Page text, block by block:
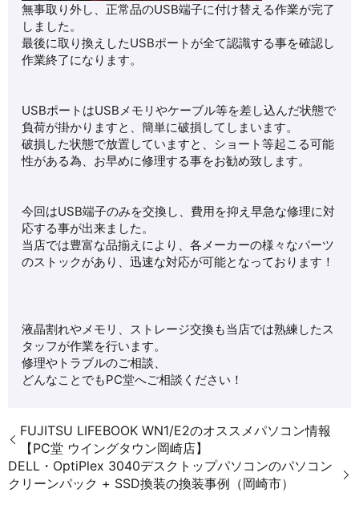
無事取り外し、正常品のUSB端子に付け替える作業が完了
しました。
最後に取り換えしたUSBポートが全て認識する事を確認し
作業終了になります。
USBポートはUSBメモリやケーブル等を差し込んだ状態で
負荷が掛かりますと、簡単に破損してしまいます。
破損した状態で放置していますと、ショート等起こる可能
性がある為、お早めに修理する事をお勧め致します。
今回はUSB端子のみを交換し、費用を抑え早急な修理に対
応する事が出来ました。
当店では豊富な品揃えにより、各メーカーの様々なパーツ
のストックがあり、迅速な対応が可能となっております！
液晶割れやメモリ、ストレージ交換も当店では熟練したス
タッフが作業を行います。
修理やトラブルのご相談、
どんなことでもPC堂へご相談ください！
FUJITSU LIFEBOOK WN1/E2のオススメパソコン情報
【PC堂 ウイングタウン岡崎店】
DELL・OptiPlex 3040デスクトップパソコンのパソコン
クリーンパック + SSD換装の換装事例（岡崎市）